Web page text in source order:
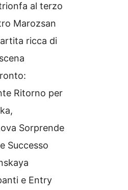
al terzo
Marozsan
ricca di
Ritorno per
Sorprende
Successo
e Entry